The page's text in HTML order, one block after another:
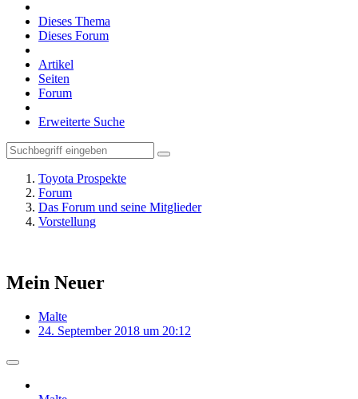
Dieses Thema
Dieses Forum
Artikel
Seiten
Forum
Erweiterte Suche
Toyota Prospekte
Forum
Das Forum und seine Mitglieder
Vorstellung
Mein Neuer
Malte
24. September 2018 um 20:12